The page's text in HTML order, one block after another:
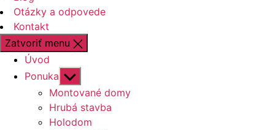
Otázky a odpovede
Kontakt
Zatvoriť menu
Úvod
Ponuka Zobraziť
druhú
úroveň
navigácie
Montované domy
Hrubá stavba
Holodom